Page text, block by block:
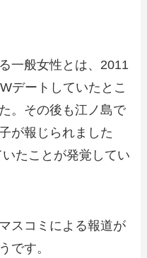
一般女性とは、2011
デートしていたとこ
。その後も江ノ島で
が報じられました
たことが発覚してい
スコミによる報道が
です。